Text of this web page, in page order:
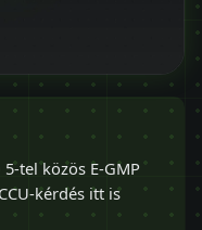
tel közös E-GMP
kérdés itt is